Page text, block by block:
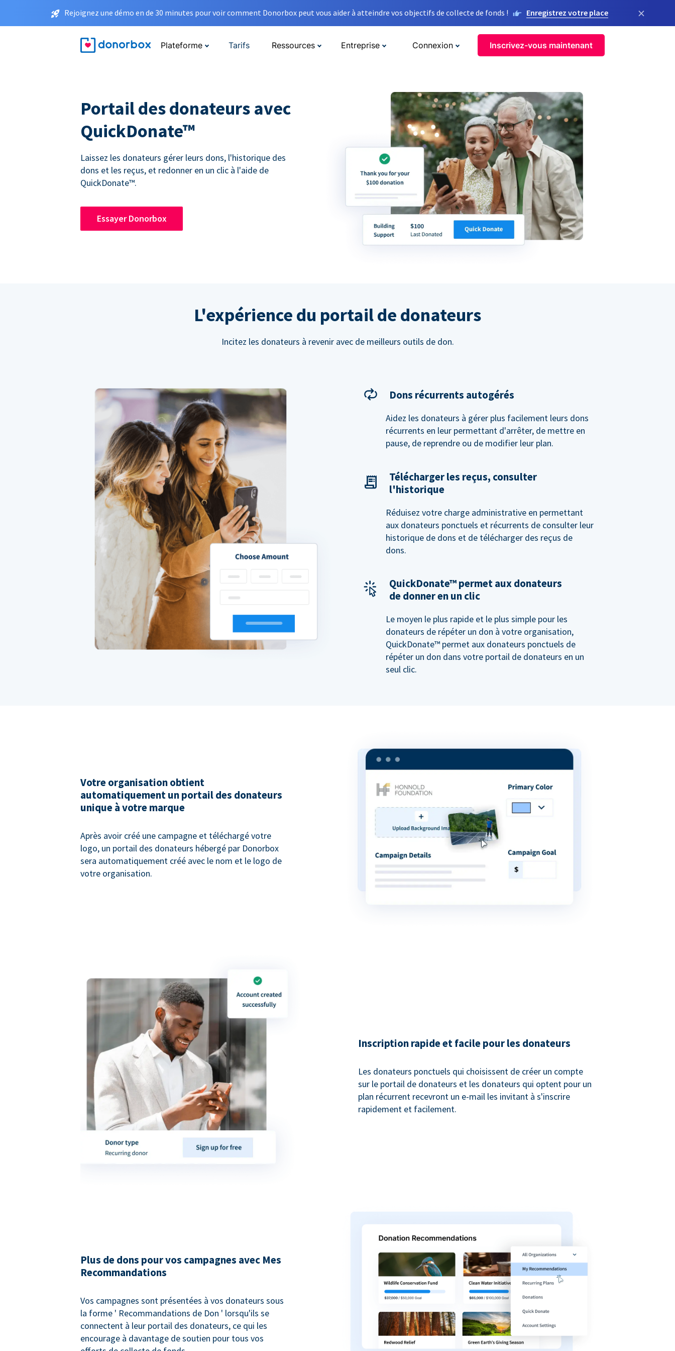
Rejoignez une démo en de 30 minutes pour voir comment Donorbox peut vous aider à atteindre vos objectifs de collecte de fonds ! Enregistrez votre place ×
Plateforme Tarifs Ressources Entreprise Connexion Inscrivez-vous maintenant
Portail des donateurs avec
QuickDonate™
Laissez les donateurs gérer leurs dons, l'historique des
dons et les reçus, et redonner en un clic à l'aide de
QuickDonate™.
Essayer Donorbox
L'expérience du portail de donateurs
Incitez les donateurs à revenir avec de meilleurs outils de don.
Dons récurrents autogérés
Aidez les donateurs à gérer plus facilement leurs dons
récurrents en leur permettant d'arrêter, de mettre en
pause, de reprendre ou de modifier leur plan.
Télécharger les reçus, consulter
l'historique
Réduisez votre charge administrative en permettant
aux donateurs ponctuels et récurrents de consulter leur
historique de dons et de télécharger des reçus de
dons.
QuickDonate™ permet aux donateurs
de donner en un clic
Le moyen le plus rapide et le plus simple pour les
donateurs de répéter un don à votre organisation,
QuickDonate™ permet aux donateurs ponctuels de
répéter un don dans votre portail de donateurs en un
seul clic.
Votre organisation obtient
automatiquement un portail des donateurs
unique à votre marque
Après avoir créé une campagne et téléchargé votre
logo, un portail des donateurs hébergé par Donorbox
sera automatiquement créé avec le nom et le logo de
votre organisation.
Inscription rapide et facile pour les donateurs
Les donateurs ponctuels qui choisissent de créer un compte
sur le portail de donateurs et les donateurs qui optent pour un
plan récurrent recevront un e-mail les invitant à s'inscrire
rapidement et facilement.
Plus de dons pour vos campagnes avec Mes
Recommandations
Vos campagnes sont présentées à vos donateurs sous
la forme ' Recommandations de Don ' lorsqu'ils se
connectent à leur portail des donateurs, ce qui les
encourage à davantage de soutien pour tous vos